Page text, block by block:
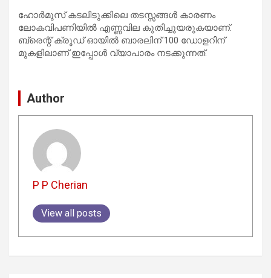
ഹോർമുസ് കടലിടുക്കിലെ തടസ്സങ്ങൾ കാരണം
ലോകവിപണിയിൽ എണ്ണവില കുതിച്ചുയരുകയാണ്.
ബ്രെന്റ് ക്രൂഡ് ഓയിൽ ബാരലിന് 100 ഡോളറിന്
മുകളിലാണ് ഇപ്പോൾ വ്യാപാരം നടക്കുന്നത്.
Author
P P Cherian
View all posts